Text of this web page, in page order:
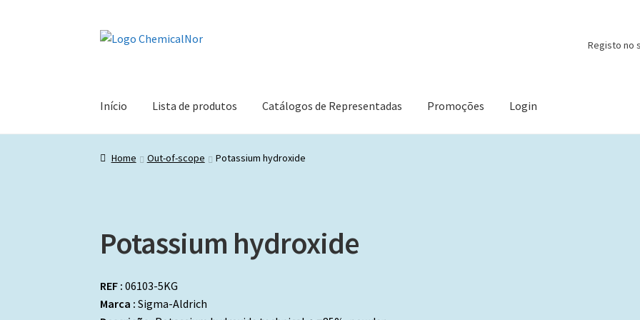
Ir
Saltar
Registo no
Início Lista de produtos Catálogos de Representadas Promoções Login
Home Out-of-scope Potassium hydroxide
Potassium hydroxide
REF :06103-5KG
Marca :Sigma-Aldrich